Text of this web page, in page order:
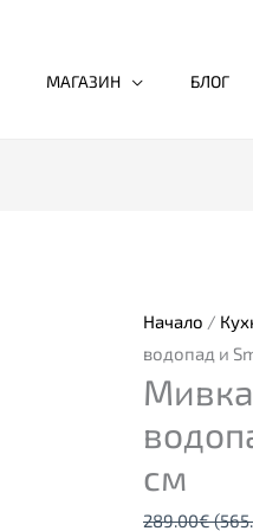
МАГАЗИН БЛОГ
Начало /
водопад и
см
289.00€
за
кухня
Bliote
водопад
и
Smart